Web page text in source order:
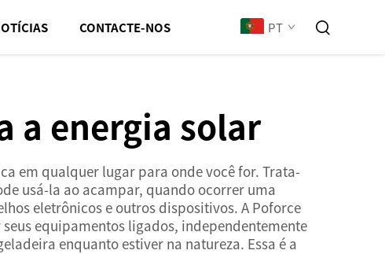
CONTACTE-NOS PT
a energia solar
em qualquer lugar para onde você for. Trata-
usá-la ao acampar, quando ocorrer uma
eletrônicos e outros dispositivos. A Poforce
equipamentos ligados, independentemente
enquanto estiver na natureza. Essa é a